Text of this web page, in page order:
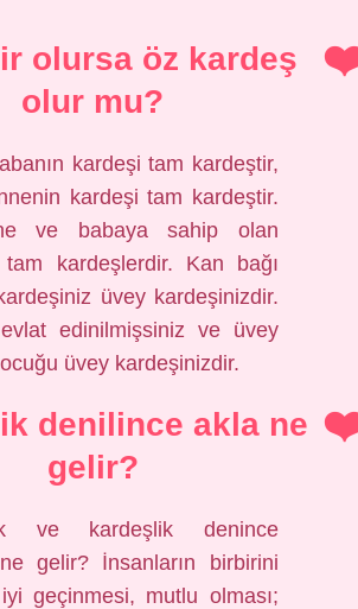
olursa öz kardeş
olur mu?
kardeşi tam kardeştir,
kardeşi tam kardeştir.
ve babaya sahip olan
tam kardeşlerdir. Kan bağı
üvey kardeşinizdir.
edinilmişsiniz ve üvey
üvey kardeşinizdir.
denilince akla ne
gelir?
ve kardeşlik denince
ne gelir? İnsanların birbirini
geçinmesi, mutlu olması;